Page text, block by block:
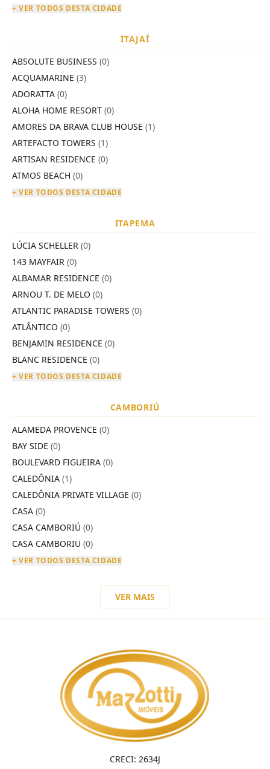
+ VER TODOS DESTA CIDADE
ITAJAÍ
ABSOLUTE BUSINESS (0)
ACQUAMARINE (3)
ADORATTA (0)
ALOHA HOME RESORT (0)
AMORES DA BRAVA CLUB HOUSE (1)
ARTEFACTO TOWERS (1)
ARTISAN RESIDENCE (0)
ATMOS BEACH (0)
+ VER TODOS DESTA CIDADE
ITAPEMA
LÚCIA SCHELLER (0)
143 MAYFAIR (0)
ALBAMAR RESIDENCE (0)
ARNOU T. DE MELO (0)
ATLANTIC PARADISE TOWERS (0)
ATLÂNTICO (0)
BENJAMIN RESIDENCE (0)
BLANC RESIDENCE (0)
+ VER TODOS DESTA CIDADE
CAMBORIÚ
ALAMEDA PROVENCE (0)
BAY SIDE (0)
BOULEVARD FIGUEIRA (0)
CALEDÔNIA (1)
CALEDÔNIA PRIVATE VILLAGE (0)
CASA (0)
CASA CAMBORIÚ (0)
CASA CAMBORIU (0)
+ VER TODOS DESTA CIDADE
VER MAIS
CRECI: 2634J